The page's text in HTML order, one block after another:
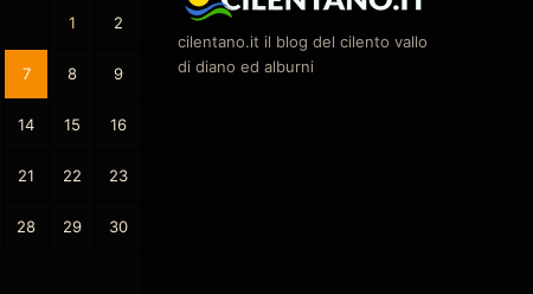
1 2
7 8 9
14 15 16
21 22 23
28 29 30
cilentano.it il blog del cilento vallo
di diano ed alburni